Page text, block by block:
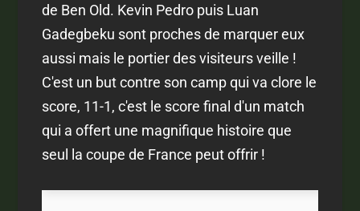
de Ben Old. Kevin Pedro puis Luan
Gadegbeku sont proches de marquer eux
aussi mais le portier des visiteurs veille !
C'est un but contre son camp qui va clore le
score, 11-1, c'est le score final d'un match
qui a offert une magnifique histoire que
seul la coupe de France peut offrir !